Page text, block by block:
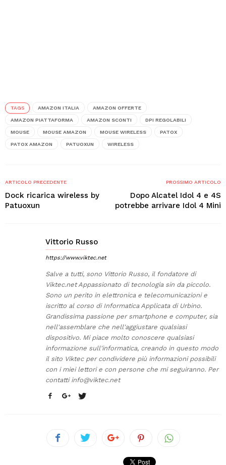
TAGS AMAZON ITALIA AMAZON OFFERTE
AMAZON PIATTAFORMA AMAZON SCONTI DPI REGOLABILI
MOUSE MOUSE AMAZON MOUSE WIRELESS PATOX
PATOX AMAZON PATUOXUN WIRELESS
ARTICOLO PRECEDENTE
Dock ricarica wireless by
Patuoxun
PROSSIMO ARTICOLO
Dopo Alcatel Idol 4 e 4S
potrebbe arrivare Idol 4 Mini
Vittorio Russo
https://www.viktec.net
Salve a tutti, sono Vittorio Russo, il fondatore di
Viktec.net Appassionato di tecnologia sin da piccolo.
Sono un perito in elettronica e telecomunicazioni e
iscritto al corso di Informatica Applicata di Urbino.
Grandissima passione per smartphone e computer, sia
nell'assemblare che nell'aggiustare qualsiasi
dispositivo. Mi piace molto conoscere qualsiasi
informazione sull'informatica, creando in questo modo
il sito Viktec per condividere più informazioni possibili
con i miei lettori e con persone che mi seguiranno. Per
contatti info@viktec.net